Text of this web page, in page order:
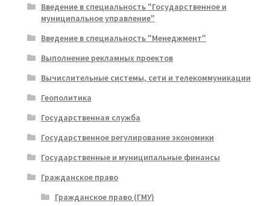
Введение в специальность "Государственное и
муниципальное управление"
Введение в специальность "Менеджмент"
Выполнение рекламных проектов
Вычислительные системы, сети и телекоммуникации
Геополитика
Государственная служба
Государственное регулирование экономики
Государственные и муниципальные финансы
Гражданское право
Гражданское право (ГМУ)